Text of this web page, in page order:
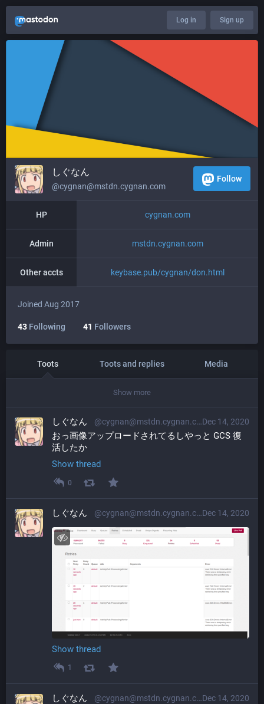
Log in Sign up
しぐなん
@cygnan@mstdn.cygnan.com
Follow
HP cygnan.com
Admin mstdn.cygnan.com
Other accts keybase.pub/cygnan/don.html
Joined Aug 2017
43 Following 41 Followers
Toots Toots and replies Media
Show more
Dec 14, 2020
しぐなん @cygnan@mstdn.cygnan.com
おっ画像アップロードされてるしやっと GCS 復
活したか
Show thread
0
Dec 14, 2020
しぐなん @cygnan@mstdn.cygnan.com
Show thread
1
Dec 14, 2020
しぐなん @cygnan@mstdn.cygnan.com